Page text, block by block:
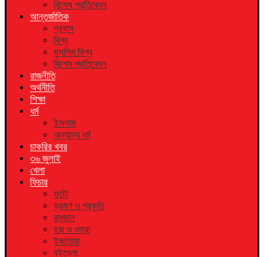
বিশেষ প্রতিবেদন
আন্তর্জাতিক
প্রবাস
বিশ্ব
মুসলিম বিশ্ব
বিশেষ প্রতিবেদন
রাজনীতি
অর্থনীতি
শিক্ষা
ধর্ম
ইসলাম
অন্যান্য ধর্ম
চাকরির খবর
৩৬ জুলাই
খেলা
ফিচার
ফটো
ভ্রমণ ও প্রকৃতি
রমজান
হজ ও ওমরা
ইজতেমা
বইমেলা